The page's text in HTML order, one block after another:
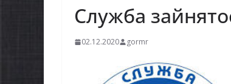
Служба
02.12.2020 gormr